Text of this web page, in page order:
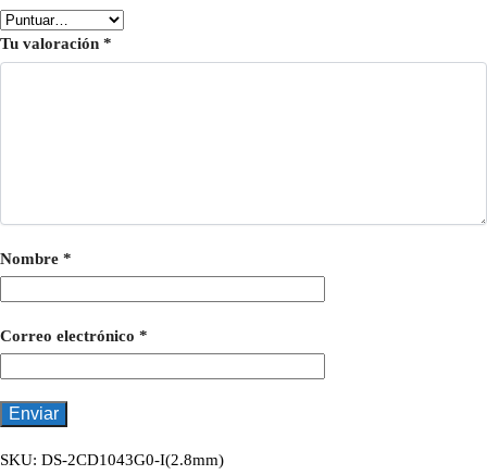
Tu valoración *
Nombre *
Correo electrónico *
SKU: DS-2CD1043G0-I(2.8mm)